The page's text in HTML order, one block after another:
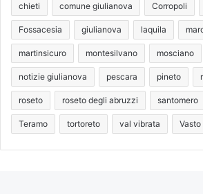
chieti comune giulianova Corropoli
Fossacesia giulianova laquila
martinsicuro montesilvano mosciano
notizie giulianova pescara pineto
roseto roseto degli abruzzi santomero
Teramo tortoreto val vibrata Vasto